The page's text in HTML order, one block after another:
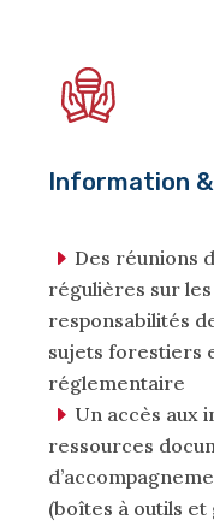
Information
Des réunions
régulières sur
responsabilités
sujets forestiers
réglementaire
Un accès aux
ressources
(boîtes à outils et